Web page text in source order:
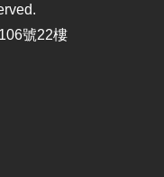
號22樓